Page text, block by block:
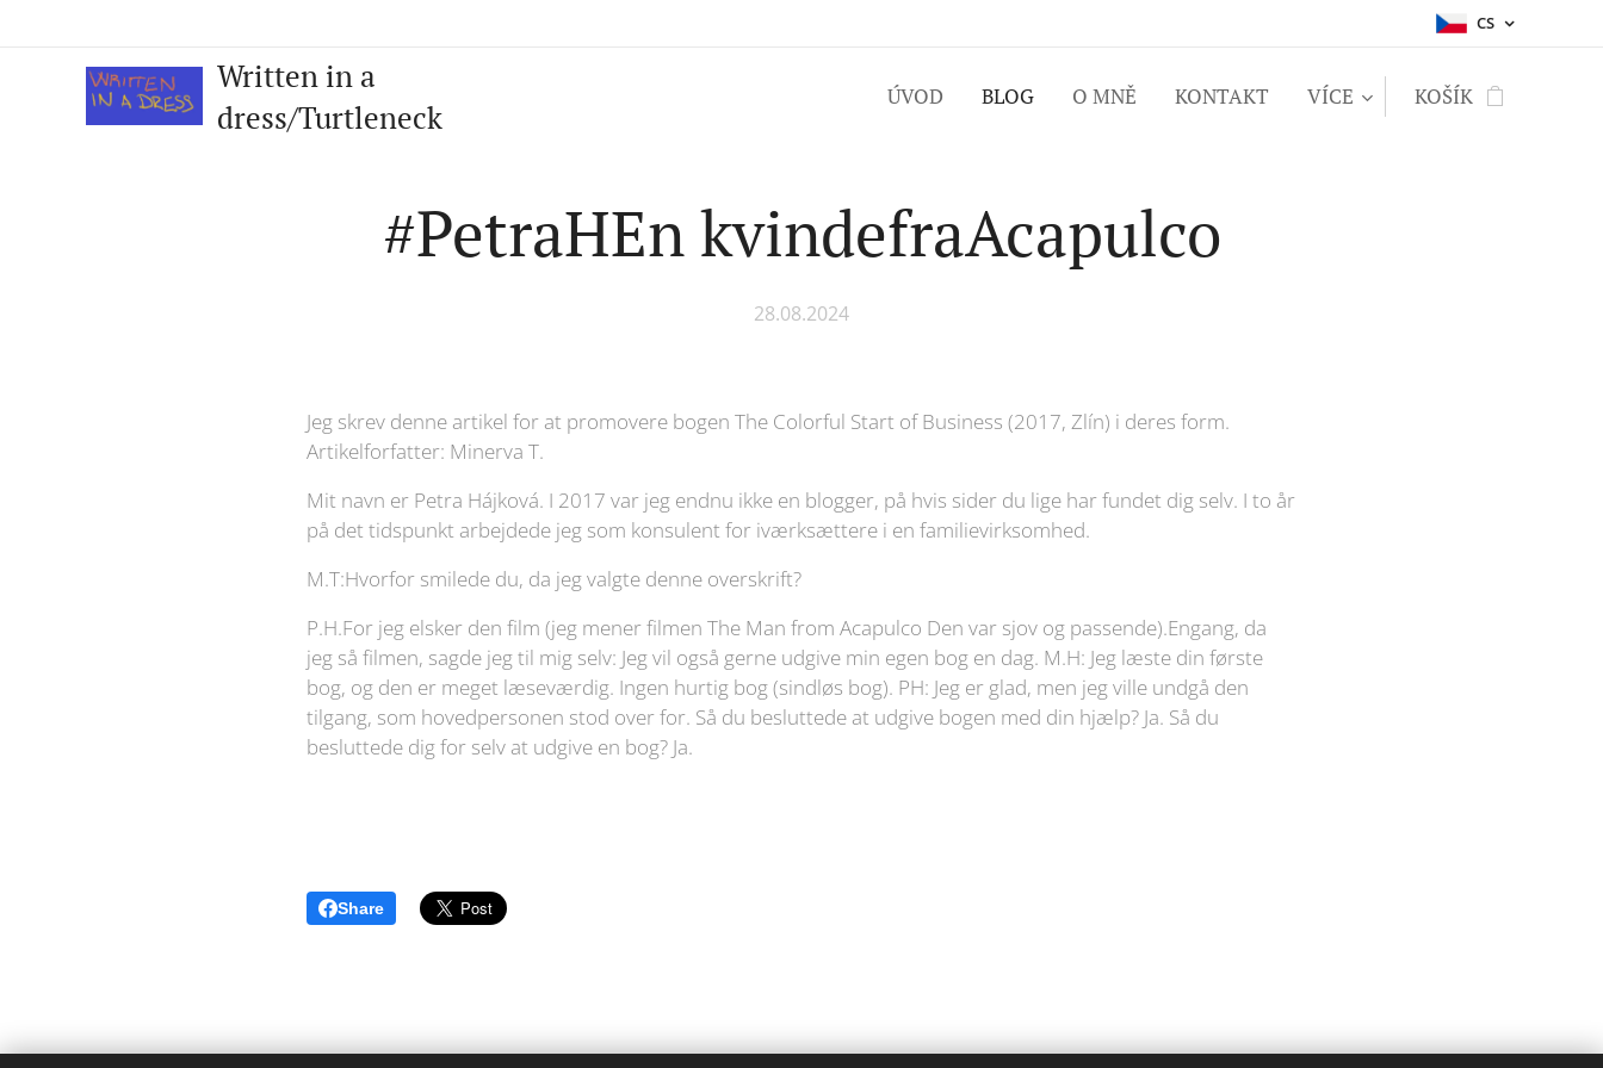
CS
Written in a
dress/Turtleneck
ÚVOD BLOG O MNĚ KONTAKT VÍCE KOŠÍK
#PetraHEn kvindefraAcapulco
28.08.2024
Jeg skrev denne artikel for at promovere bogen The Colorful Start of Business (2017, Zlín) i deres form.
Artikelforfatter: Minerva T.
Mit navn er Petra Hájková. I 2017 var jeg endnu ikke en blogger, på hvis sider du lige har fundet dig selv. I to år
på det tidspunkt arbejdede jeg som konsulent for iværksættere i en familievirksomhed.
M.T:Hvorfor smilede du, da jeg valgte denne overskrift?
P.H.For jeg elsker den film (jeg mener filmen The Man from Acapulco Den var sjov og passende).Engang, da
jeg så filmen, sagde jeg til mig selv: Jeg vil også gerne udgive min egen bog en dag. M.H: Jeg læste din første
bog, og den er meget læseværdig. Ingen hurtig bog (sindløs bog). PH: Jeg er glad, men jeg ville undgå den
tilgang, som hovedpersonen stod over for. Så du besluttede at udgive bogen med din hjælp? Ja. Så du
besluttede dig for selv at udgive en bog? Ja.
Share